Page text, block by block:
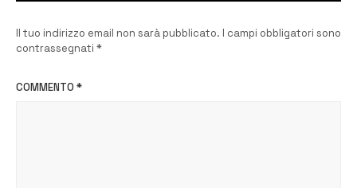
Il tuo indirizzo email non sarà pubblicato. I campi obbligatori sono
contrassegnati *
COMMENTO *